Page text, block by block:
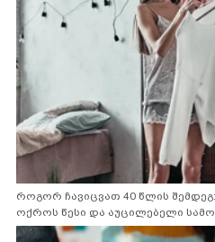
როგორ ჩავიცვათ 40 წლის
ოქროს წესი და აუცილებელი